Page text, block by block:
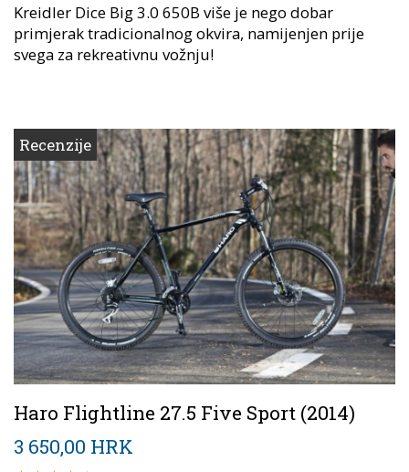
Kreidler Dice Big 3.0 650B više je nego dobar
primjerak tradicionalnog okvira, namijenjen prije
svega za rekreativnu vožnju!
Recenzije
Haro Flightline 27.5 Five Sport (2014)
3 650,00 HRK